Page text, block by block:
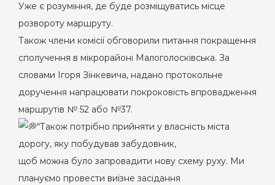
Уже є розуміння, де буде розміщуватись місце
розвороту маршруту.
Також члени комісії обговорили питання покращення
сполучення в мікрорайоні Малоголосківська. За
словами Ігоря Зінкевича, надано протокольне
доручення напрацювати покроковість впровадження
маршрутів № 52 або №37.
“Також потрібно прийняти у власність міста
дорогу, яку побудував забудовник,
щоб можна було запровадити нову схему руху. Ми
плануємо провести виїзне засідання